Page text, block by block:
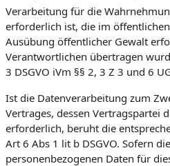
Verarbeitung für die
erforderlich ist, die im
Ausübung öffentlicher Gewalt
Verantwortlichen übertragen
3 DSGVO iVm §§ 2, 3 Z 3 und 6
Ist die Datenverarbeitung zum
Vertrages, dessen Vertragspartei
erforderlich, beruht die
Art 6 Abs 1 lit b DSGVO. Sofern
personenbezogenen Daten für